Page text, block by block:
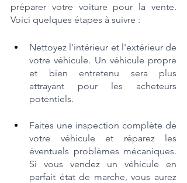
préparer votre voiture pour la vente.
Voici quelques étapes à suivre :
Nettoyez l'intérieur et l'extérieur de
votre véhicule. Un véhicule propre
et bien entretenu sera plus
attrayant pour les acheteurs
potentiels.
Faites une inspection complète de
votre véhicule et réparez les
éventuels problèmes mécaniques.
Si vous vendez un véhicule en
parfait état de marche, vous aurez